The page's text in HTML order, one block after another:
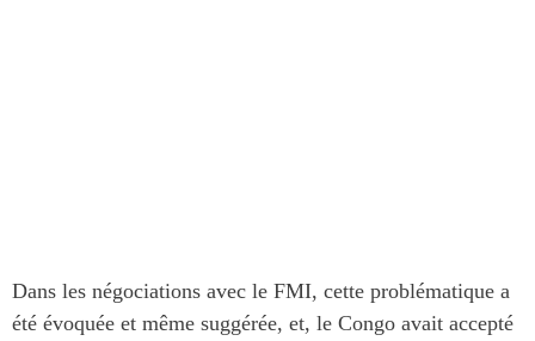
Dans les négociations avec le FMI, cette problématique a
été évoquée et même suggérée, et, le Congo avait accepté